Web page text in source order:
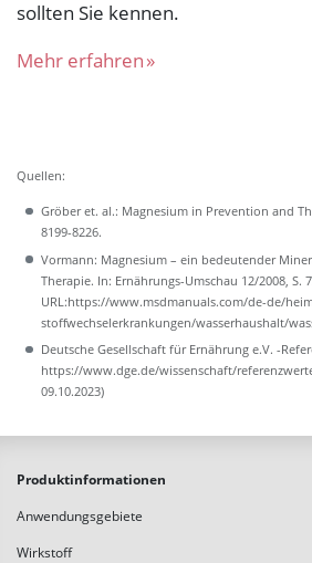
sollten Sie kennen.
Mehr erfahren
Quellen:
Gröber et. al.: Magnesium in Prevention and
‍8199-8226.
Vormann: Magnesium – ein bedeutender
Therapie. In: Ernährungs-Umschau 12/2008, S.
URL:https://www.msdmanuals.com/de-de/
stoffwechselerkrankungen/wasserhaushalt/
Deutsche Gesellschaft für Ernährung e.V. -
https://www.dge.de/wissenschaft/
09.10.2023)
Produktinformationen
Anwendungsgebiete
Wirkstoff